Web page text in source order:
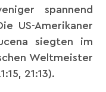
spannend
US-Amerikaner
siegten im
Weltmeister
21:13).